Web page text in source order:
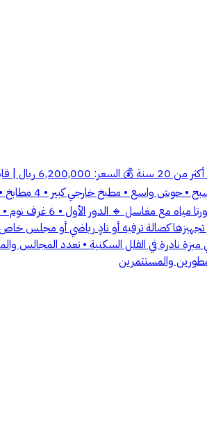
🏡 فيلا زاوية سكنية للبيع - حي
غرفة عاملة 🔹 الدور الأرضي • 4 مجالس
كصالة ترفيه أو نادٍ رياضي أو مجلس خاص
ومتكامل وهي ميزة نادرة في الفلل السكنية • تعدد
والمستثمرين